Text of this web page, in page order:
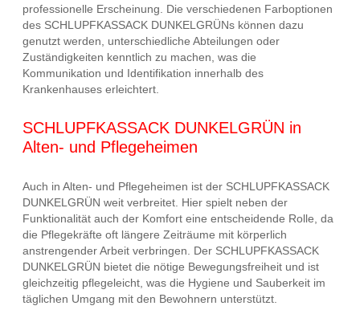
professionelle Erscheinung. Die verschiedenen Farboptionen
des SCHLUPFKASSACK DUNKELGRÜNs können dazu
genutzt werden, unterschiedliche Abteilungen oder
Zuständigkeiten kenntlich zu machen, was die
Kommunikation und Identifikation innerhalb des
Krankenhauses erleichtert.
SCHLUPFKASSACK DUNKELGRÜN in
Alten- und Pflegeheimen
Auch in Alten- und Pflegeheimen ist der SCHLUPFKASSACK
DUNKELGRÜN weit verbreitet. Hier spielt neben der
Funktionalität auch der Komfort eine entscheidende Rolle, da
die Pflegekräfte oft längere Zeiträume mit körperlich
anstrengender Arbeit verbringen. Der SCHLUPFKASSACK
DUNKELGRÜN bietet die nötige Bewegungsfreiheit und ist
gleichzeitig pflegeleicht, was die Hygiene und Sauberkeit im
täglichen Umgang mit den Bewohnern unterstützt.